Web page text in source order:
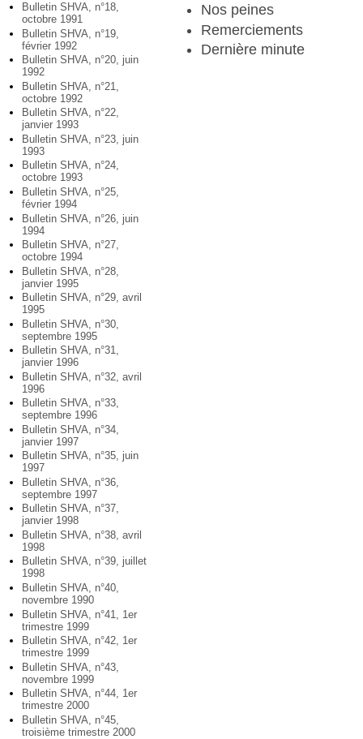
Bulletin SHVA, n°18,
octobre 1991
Bulletin SHVA, n°19,
février 1992
Bulletin SHVA, n°20, juin
1992
Bulletin SHVA, n°21,
octobre 1992
Bulletin SHVA, n°22,
janvier 1993
Bulletin SHVA, n°23, juin
1993
Bulletin SHVA, n°24,
octobre 1993
Bulletin SHVA, n°25,
février 1994
Bulletin SHVA, n°26, juin
1994
Bulletin SHVA, n°27,
octobre 1994
Bulletin SHVA, n°28,
janvier 1995
Bulletin SHVA, n°29, avril
1995
Bulletin SHVA, n°30,
septembre 1995
Bulletin SHVA, n°31,
janvier 1996
Bulletin SHVA, n°32, avril
1996
Bulletin SHVA, n°33,
septembre 1996
Bulletin SHVA, n°34,
janvier 1997
Bulletin SHVA, n°35, juin
1997
Bulletin SHVA, n°36,
septembre 1997
Bulletin SHVA, n°37,
janvier 1998
Bulletin SHVA, n°38, avril
1998
Bulletin SHVA, n°39, juillet
1998
Bulletin SHVA, n°40,
novembre 1990
Bulletin SHVA, n°41, 1er
trimestre 1999
Bulletin SHVA, n°42, 1er
trimestre 1999
Bulletin SHVA, n°43,
novembre 1999
Bulletin SHVA, n°44, 1er
trimestre 2000
Bulletin SHVA, n°45,
troisième trimestre 2000
Nos peines
Remerciements
Dernière minute